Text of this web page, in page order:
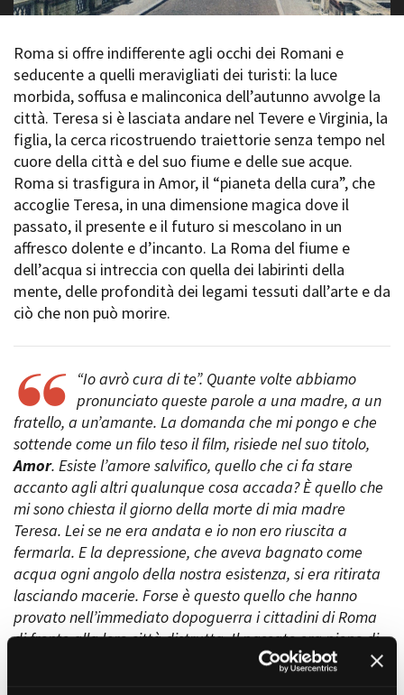
Sostenibilità ambientale
SERVIZI
Servizi generali
Location scouting
Spazi nella sede FCTP
Sala Casting
Sala Paolo Tenna
FILM FUNDS
Piemonte Film Tv Fund
Piemonte Film Tv
Development Fund
Piemonte Doc Film Fund
Short Film Fund
PRODUCTION GUIDE
Società di produzione
Strutture di servizio
Professionisti
Attrici-Attori
Beginners
LOCATION GUIDE
FILM DATABASE
BOOK DATABASE
NEWS
FESTIVAL, MARKETS,
International Film Festival
Rotterdam
Berlinale Internationalen
Filmfestspiele Berlin
Festival de Cannes
Biografilm Festival - Bio to B
Industry Days
Locarno Film Festival
Mostra Internazionale d’Arte
Cinematografica Venezia
Toronto International Film
Festival
Festa del Cinema di Roma
Premio Solinas
STRUMENTI
Location - Accedi al tuo
profilo
Location - Nuovo utente
Newsletter
Lavora con noi
Stage - Tirocini - Scuola e
Lavoro
Elenco Operatori Economici
per affidamento lavori in
economia
Roma si offre indifferente agli occhi dei Romani e
seducente a quelli meravigliati dei turisti: la luce
morbida, soffusa e malinconica dell’autunno avvolge la
città. Teresa si è lasciata andare nel Tevere e Virginia, la
figlia, la cerca ricostruendo traiettorie senza tempo nel
cuore della città e del suo fiume e delle sue acque.
Roma si trasfigura in Amor, il “pianeta della cura”, che
accoglie Teresa, in una dimensione magica dove il
passato, il presente e il futuro si mescolano in un
affresco dolente e d’incanto. La Roma del fiume e
dell’acqua si intreccia con quella dei labirinti della
mente, delle profondità dei legami tessuti dall’arte e da
ciò che non può morire.
“Io avrò cura di te”. Quante volte abbiamo
pronunciato queste parole a una madre, a un
fratello, a un’amante. La domanda che mi pongo e che
sottende come un filo teso il film, risiede nel suo titolo,
Amor. Esiste l’amore salvifico, quello che ci fa stare
accanto agli altri qualunque cosa accada? È quello che
mi sono chiesta il giorno della morte di mia madre
Teresa. Lei se ne era andata e io non ero riuscita a
fermarla. E la depressione, che aveva bagnato come
acqua ogni angolo della nostra esistenza, si era ritirata
lasciando macerie. Forse è questo quello che hanno
provato nell’immediato dopoguerra i cittadini di Roma
di fronte alla loro città distrutta. Il passato era pieno di
buchi neri ma la vita chiamava e si doveva andare